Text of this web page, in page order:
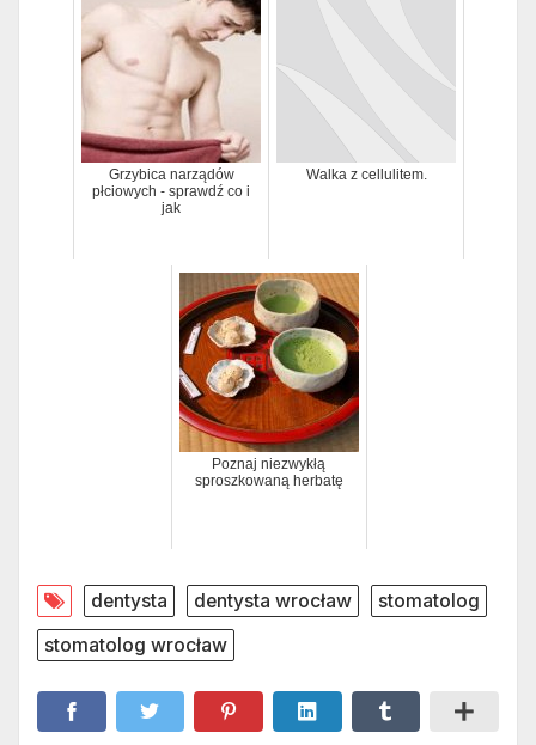
Grzybica narządów
płciowych - sprawdź co i
jak
Walka z cellulitem.
Poznaj niezwykłą
sproszkowaną herbatę
dentysta dentysta wrocław
stomatolog
stomatolog wrocław